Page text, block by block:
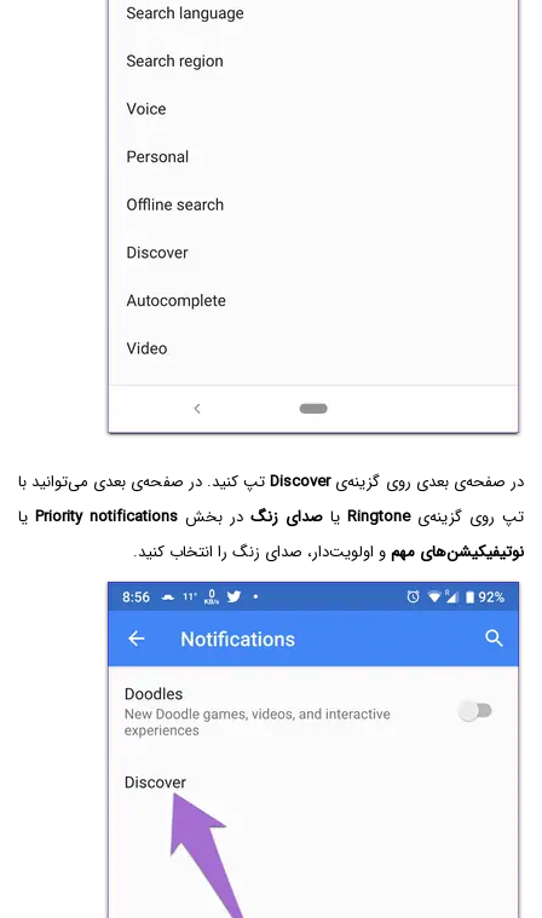
در صفحه‌ی بعدی روی گزینه‌یDiscoverتپ کنید. در صفحه‌ی بعدی می‌توانید با
تپ روی گزینه‌یRingtone یا صدای زنگ در بخش Priority notifications یا
نوتیفیکیشن‌های مهمو اولویت‌دار، صدای زنگ را انتخاب کنید.